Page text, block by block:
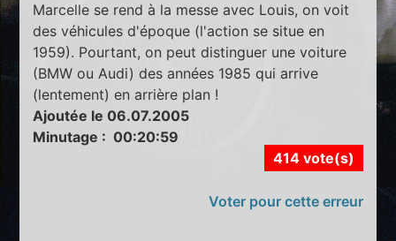
Marcelle se rend à la messe avec Louis, on voit
des véhicules d'époque (l'action se situe en
1959). Pourtant, on peut distinguer une voiture
(BMW ou Audi) des années 1985 qui arrive
(lentement) en arrière plan !
Ajoutée le 06.07.2005
Minutage : 00:20:59
414 vote(s)
Voter pour cette erreur